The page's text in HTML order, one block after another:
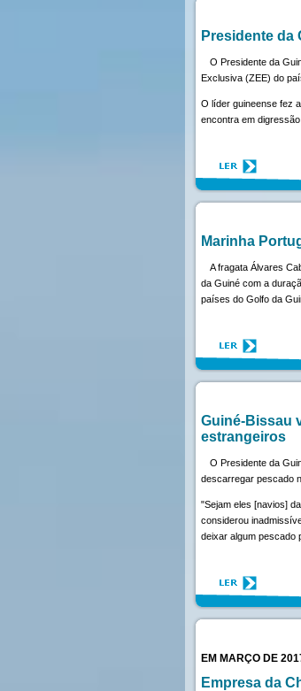
Presidente da
O Presidente da
Exclusiva (ZEE) do
O líder guineense fez
encontra em
Marinha
A fragata Álvares
da Guiné com a
países do Golfo da
Guiné-Bissau
estrangeiros
O Presidente da
descarregar pescado
"Sejam eles [navios]
considerou
deixar algum pescado
EM MARÇO DE
Empresa da